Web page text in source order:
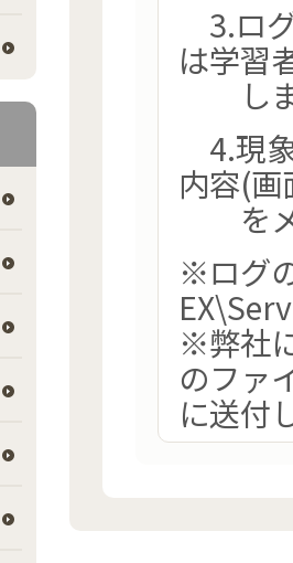
3.ロ
は学習
しま
4.現
内容(
をメ
※ログ
※弊社
のファ
に送付